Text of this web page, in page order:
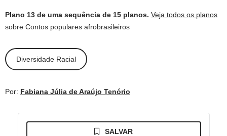
Plano 13 de uma sequência de 15 planos. Veja todos os planos
sobre Contos populares afrobrasileiros
Diversidade Racial
Por: Fabiana Júlia de Araújo Tenório
SALVAR